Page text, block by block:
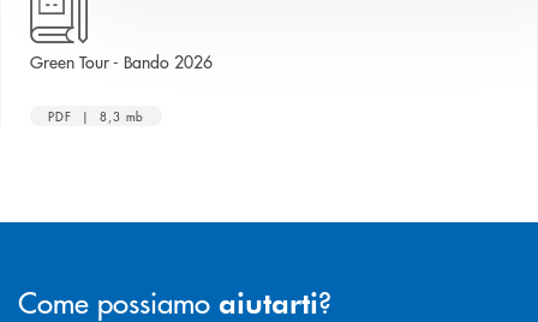
Green Tour - Bando 2026
PDF | 8,3 mb
Come possiamo aiutarti?